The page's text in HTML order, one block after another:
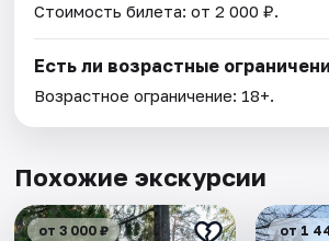
Стоимость билета: от 2 000 ₽.
Есть ли возрастные
Возрастное ограничение: 18+.
Похожие экскурсии
от 3 000 ₽ от 1